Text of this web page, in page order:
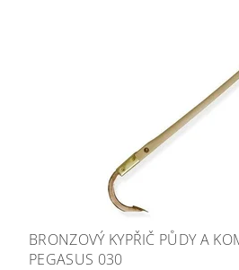
BRONZOVÝ KYPŘIČ PŮDY A
PEGASUS 030